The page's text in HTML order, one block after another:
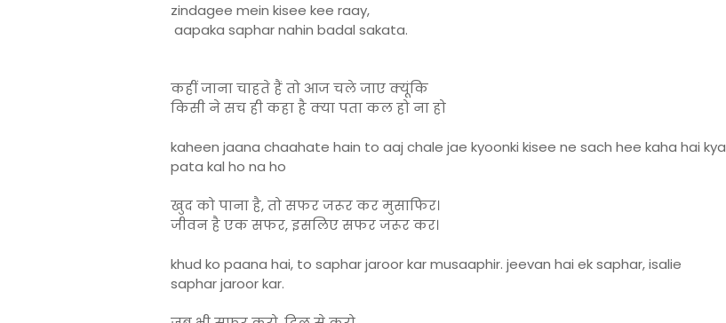
zindagee mein kisee kee raay,
aapaka saphar nahin badal sakata.
कहीं जाना चाहते हैं तो आज चले जाए क्यूंकि
किसी ने सच ही कहा है क्या पता कल हो ना हो
kaheen jaana chaahate hain to aaj chale jae kyoonki kisee ne sach hee kaha hai kya
pata kal ho na ho
खुद को पाना है, तो सफर जरूर कर मुसाफिर।
जीवन है एक सफर, इसलिए सफर जरूर कर।
khud ko paana hai, to saphar jaroor kar musaaphir. jeevan hai ek saphar, isalie
saphar jaroor kar.